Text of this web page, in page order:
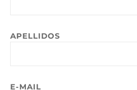
APELLIDOS
E-MAIL